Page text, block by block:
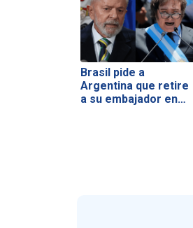
Brasil pide a
Argentina que retire
a su embajador en…